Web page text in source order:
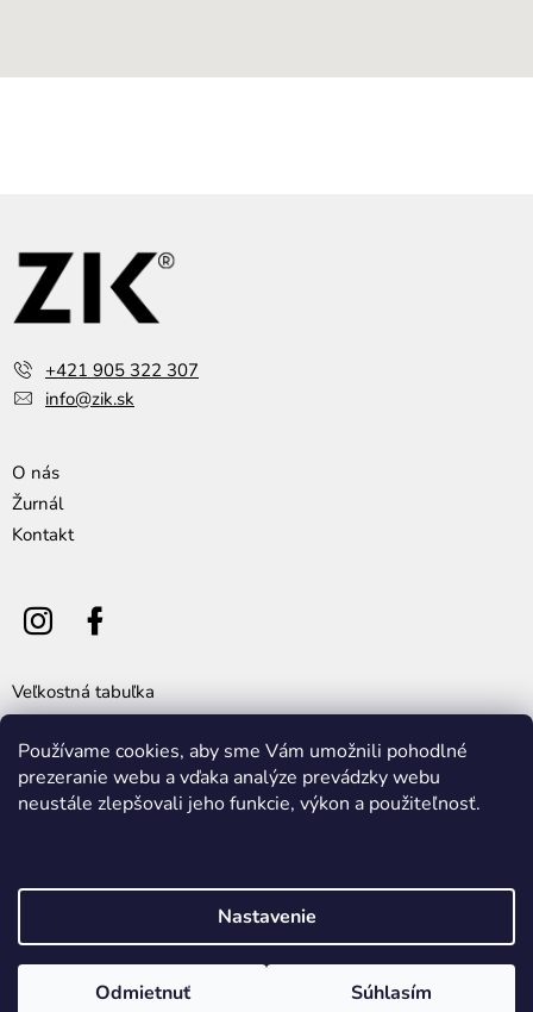
Používame cookies, aby sme Vám umožnili pohodlné
prezeranie webu a vďaka analýze prevádzky webu
neustále zlepšovali jeho funkcie, výkon a použiteľnosť.
Nastavenie
Odmietnuť Súhlasím
Vitajte! Užite si výnimočnú zľavu 30 % na všetko okrem opaskov a
jednokusoviek s kódom: este.jeden . Pozrite posledné jednokusovky
+421 905 322 307
info@zik.sk
O nás
Žurnál
Kontakt
Veľkostná tabuľka
Všeobecné obchodné podmienky
Výmena, vrátenie a reklamácia tovaru
Cookie policy
Ochrana osobných údajov
Vytvoril Shoptet
Copyright 2026 . Všetky práva vyhradené.